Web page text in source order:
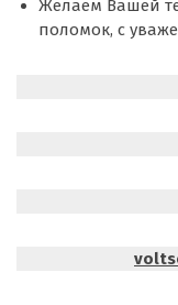
Желаем Вашей
поломок, с